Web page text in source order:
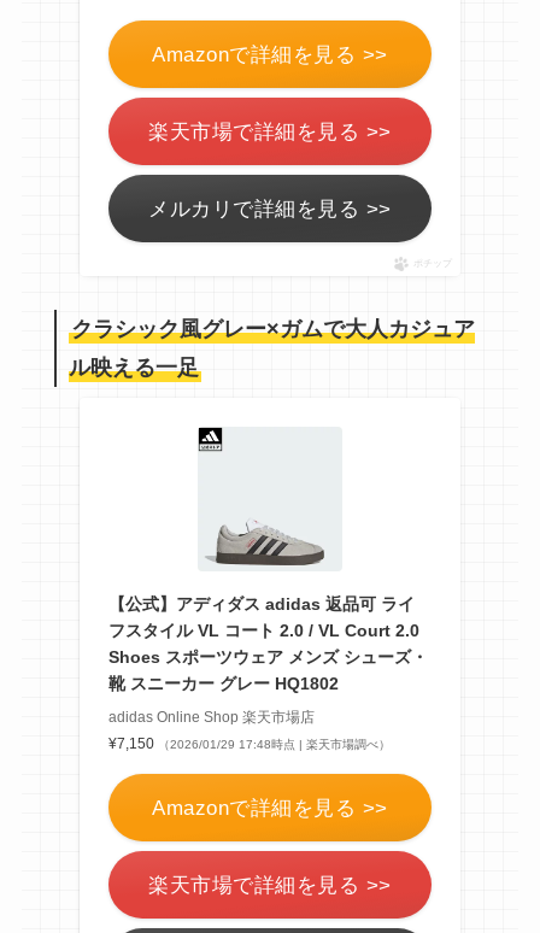
Amazonで詳細を見る >>
楽天市場で詳細を見る >>
メルカリで詳細を見る >>
ポチップ
クラシック風グレー×ガムで大人カジュア
ル映える一足
【公式】アディダス adidas 返品可 ライ
フスタイル VL コート 2.0 / VL Court 2.0
Shoes スポーツウェア メンズ シューズ・
靴 スニーカー グレー HQ1802
adidas Online Shop 楽天市場店
¥7,150
（2026/01/29 17:48時点 | 楽天市場調べ）
Amazonで詳細を見る >>
楽天市場で詳細を見る >>